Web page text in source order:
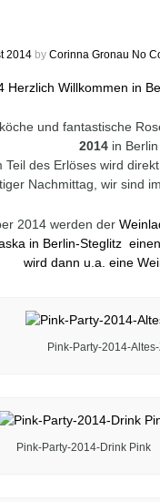
2014 by Corinna Gronau No
und fantastische
2014in Berlin
Teil des Erlöses wird
Nachmittag, wir sind
2014 werden der
in Berlin-Steglitz
wird dann u.a. eine
Pink-Party-2014-
Pink-Party-2014-Drink Pink